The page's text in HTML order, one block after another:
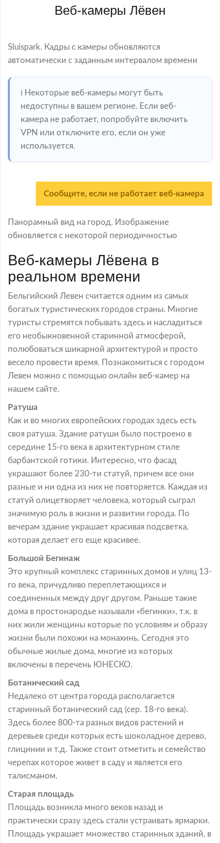
Веб-камеры Лёвен
Sluispark. Кадры с камеры обновляются
автоматически с заданным интервалом времени
ℹ️ Некоторые веб-камеры могут быть
недоступны в вашем регионе. Если веб-
камера не работает, попробуйте включить
VPN или отключите его, если он уже
используется.
Сообщите, если не работает веб-камера
Панорамный вид на город. Изображение
обновляется с некоторой периодичностью
Веб-камеры Лёвена в
реальном времени
Бельгийский Левен считается одним из самых
богатых туристических городов страны. Многие
туристы стремятся побывать здесь и насладиться
его необыкновенной старинной атмосферой,
полюбоваться шикарной архитектурой и просто
весело провести время. Познакомиться с городом
Левен можно с помощью онлайн веб-камер на
нашем сайте.
Ратуша
Как и во многих европейских городах здесь есть
своя ратуша. Здание ратуши было построено в
середине 15-го века в архитектурном стиле
барбантской готики. Интересно, что фасад
украшают более 230-ти статуй, причем все они
разные и ни одна из них не повторяется. Каждая из
статуй олицетворяет человека, который сыграл
значимую роль в жизни и развитии города. По
вечерам здание украшает красивая подсветка,
которая делает его еще красивее.
Большой Бегинаж
Это крупный комплекс старинных домов и улиц 13-
го века, причудливо переплетающихся и
соединенных между друг другом. Раньше такие
дома в простонародье называли «бегинки», т.к. в
них жили женщины которые по условиям и образу
жизни были похожи на монахинь. Сегодня это
обычные жилые дома, многие из которых
включены в перечень ЮНЕСКО.
Ботанический сад
Недалеко от центра города располагается
старинный ботанический сад (сер. 18-го века).
Здесь более 800-та разных видов растений и
деревьев среди которых есть шоколадное дерево,
глицинии и т.д. Также стоит отметить и семейство
черепах которое живет в саду и является его
талисманом.
Старая площадь
Площадь возникла много веков назад и
практически сразу здесь стали устраивать ярмарки.
Площадь украшает множество старинных зданий, в